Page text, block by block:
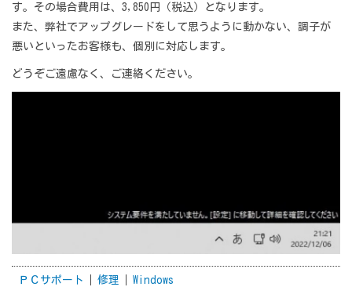
す。その場合費用は、3,850円（税込）となります。
また、弊社でアップグレードをして思うように動かない、調子が
悪いといったお客様も、個別に対応します。
どうぞご遠慮なく、ご連絡ください。
ＰＣサポート 修理 Windows